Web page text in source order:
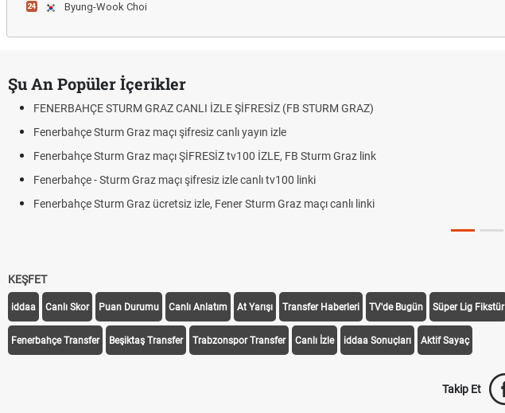
24 Byung-Wook Choi
Şu An Popüler İçerikler
FENERBAHÇE STURM GRAZ CANLI İZLE ŞİFRESİZ (FB STURM GRAZ)
Fenerbahçe Sturm Graz maçı şifresiz canlı yayın izle
Fenerbahçe Sturm Graz maçı ŞİFRESİZ tv100 İZLE, FB Sturm Graz link
Fenerbahçe - Sturm Graz maçı şifresiz izle canlı tv100 linki
Fenerbahçe Sturm Graz ücretsiz izle, Fener Sturm Graz maçı canlı linki
KEŞFET
iddaa Canlı Skor Puan Durumu Canlı Anlatım At Yarışı Transfer Haberleri TV'de Bugün Süper Lig Fikstür
Fenerbahçe Transfer Beşiktaş Transfer Trabzonspor Transfer Canlı İzle iddaa Sonuçları Aktif Sayaç
Takip Et